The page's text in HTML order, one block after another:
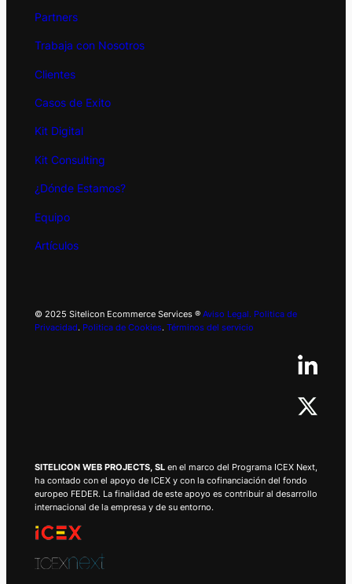
Partners
Trabaja con Nosotros
Clientes
Casos de Exito
KitDigital
Kit Consulting
¿Dónde Estamos?
Equipo
Artículos
© 2025 Sitelicon Ecommerce Services ® Aviso Legal. Politica de
Privacidad. Politica de Cookies. Términos del servicio
SITELICON WEB PROJECTS, SLen el marco del Programa ICEX Next,
ha contado con el apoyo de ICEX y con la cofinanciación del fondo
europeo FEDER. La finalidad de este apoyo es contribuir al desarrollo
internacional de la empresa y de su entorno.